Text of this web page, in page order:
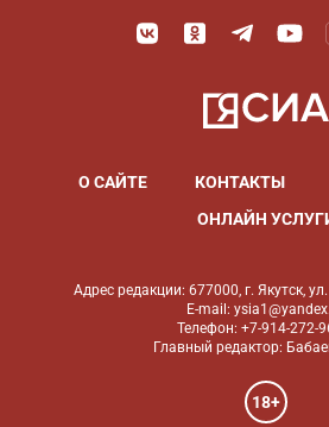
О САЙТЕ КОНТАКТЫ
ОНЛАЙН
Адрес редакции: 677000, г. Якутск,
E-mail:
Телефон: +7-914-272-
Главный редактор:
18+